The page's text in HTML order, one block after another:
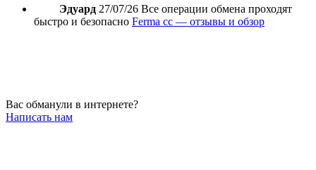
Эдуард 27/07/26 Все операции обмена проходят
быстро и безопасно Ferma cc — отзывы и обзор
Вас обманули в интернете?
Написать нам